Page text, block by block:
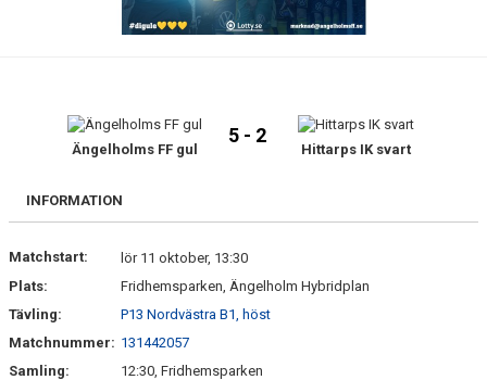
Ängelholms FF gul
5 - 2
Hittarps IK svart
INFORMATION
Matchstart:
lör 11 oktober, 13:30
Plats:
Fridhemsparken, Ängelholm Hybridplan
Tävling:
P13 Nordvästra B1, höst
Matchnummer: 131442057
Samling:
12:30, Fridhemsparken